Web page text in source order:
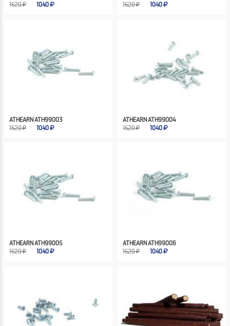
1520 ₽
1040
1520 ₽
1040
ATHEARN ATH99003
1520 ₽
1040
ATHEARN ATH99004
1520 ₽
1040
ATHEARN ATH99005
1520 ₽
1040
ATHEARN ATH99006
1520 ₽
1040